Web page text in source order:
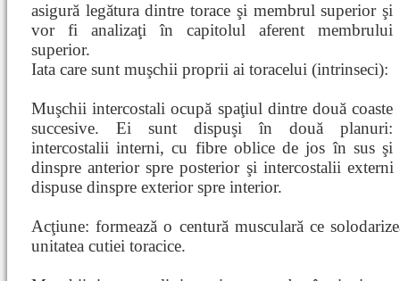
asigură legătura dintre torace şi membrul superior şi
vor fi analizaţi în capitolul aferent membrului
superior.
Iata care sunt muşchii proprii ai toracelui (intrinseci):
Muşchii intercostali ocupă spaţiul dintre două coaste
succesive. Ei sunt dispuşi în două planuri:
intercostalii interni, cu fibre oblice de jos în sus şi
dinspre anterior spre posterior şi intercostalii
dispuse dinspre exterior spre interior.
Acţiune: formează o centură musculară ce
unitatea cutiei toracice.